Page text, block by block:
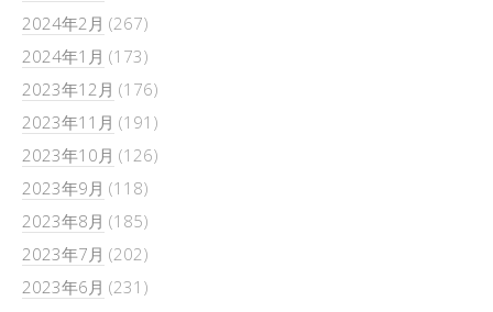
2024年2月 (267)
2024年1月 (173)
2023年12月 (176)
2023年11月 (191)
2023年10月 (126)
2023年9月 (118)
2023年8月 (185)
2023年7月 (202)
2023年6月 (231)